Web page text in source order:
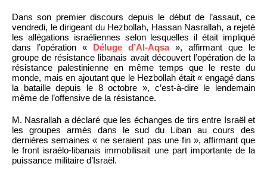
Dans son premier discours depuis le début de l’assaut, ce
vendredi, le dirigeant du Hezbollah, Hassan Nasrallah, a rejeté
les allégations israéliennes selon lesquelles il était impliqué
dans l’opération « Déluge d’Al-Aqsa», affirmant que le
groupe de résistance libanais avait découvert l’opération de la
résistance palestinienne en même temps que le reste du
monde, mais en ajoutant que le Hezbollah était « engagé dans
la bataille depuis le 8 octobre », c’est-à-dire le lendemain
même de l’offensive de la résistance.
M. Nasrallah a déclaré que les échanges de tirs entre Israël et
les groupes armés dans le sud du Liban au cours des
dernières semaines « ne seraient pas une fin », affirmant que
le front israélo-libanais immobilisait une part importante de la
puissance militaire d’Israël.